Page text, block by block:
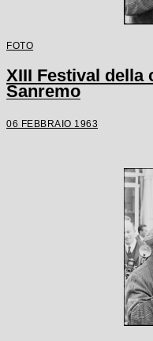
FOTO
XIII Festival della
Sanremo
06 FEBBRAIO 1963